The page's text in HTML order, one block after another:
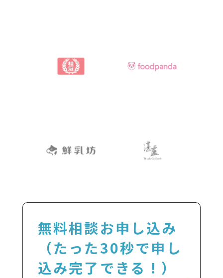
無料相談お申し込み
（たった30秒で申し
込み完了できる！）